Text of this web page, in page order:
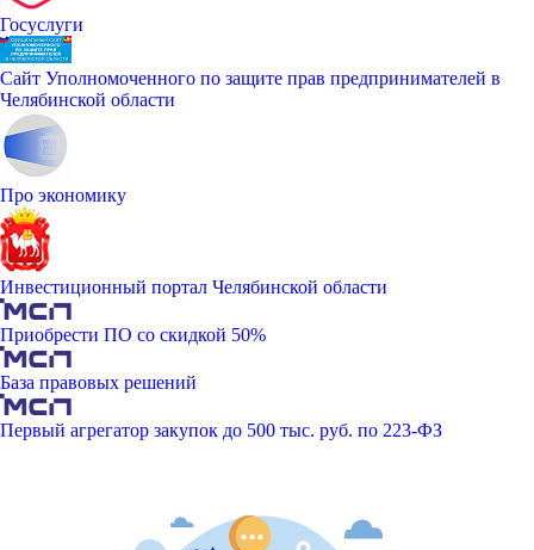
Госуслуги
Сайт Уполномоченного по защите прав предпринимателей в
Челябинской области
Про экономику
Инвестиционный портал Челябинской области
Приобрести ПО со скидкой 50%
База правовых решений
Первый агрегатор закупок до 500 тыс. руб. по 223-ФЗ